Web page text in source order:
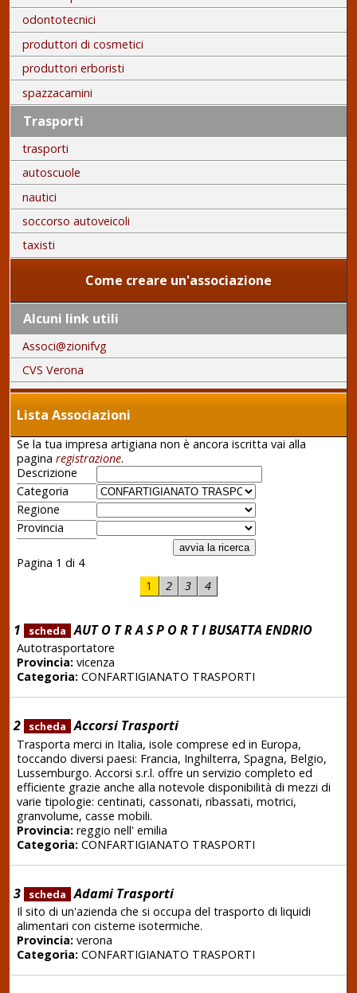
odontotecnici
produttori di cosmetici
produttori erboristi
spazzacamini
Trasporti
trasporti
autoscuole
nautici
soccorso autoveicoli
taxisti
Come creare un'associazione
Alcuni link utili
Associ@zionifvg
CVS Verona
Lista Associazioni
Se la tua impresa artigiana non è ancora iscritta vai alla
pagina registrazione.
Descrizione
Categoria
Regione
Provincia
Pagina 1 di 4
1
2 3 4
1 scheda AUT O T R A S P O R T I BUSATTA ENDRIO
Autotrasportatore
Provincia:vicenza
Categoria:CONFARTIGIANATO TRASPORTI
2 scheda Accorsi Trasporti
Trasporta merci in Italia, isole comprese ed in Europa,
toccando diversi paesi: Francia, Inghilterra, Spagna, Belgio,
Lussemburgo. Accorsi s.r.l. offre un servizio completo ed
efficiente grazie anche alla notevole disponibilità di mezzi di
varie tipologie: centinati, cassonati, ribassati, motrici,
granvolume, casse mobili.
Provincia:reggio nell' emilia
Categoria:CONFARTIGIANATO TRASPORTI
3 scheda Adami Trasporti
Il sito di un'azienda che si occupa del trasporto di liquidi
alimentari con cisterne isotermiche.
Provincia:verona
Categoria:CONFARTIGIANATO TRASPORTI